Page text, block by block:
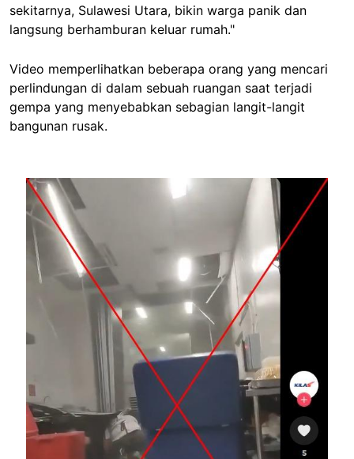
sekitarnya, Sulawesi Utara, bikin warga panik dan
langsung berhamburan keluar rumah."
Video memperlihatkan beberapa orang yang mencari
perlindungan di dalam sebuah ruangan saat terjadi
gempa yang menyebabkan sebagian langit-langit
bangunan rusak.
Image